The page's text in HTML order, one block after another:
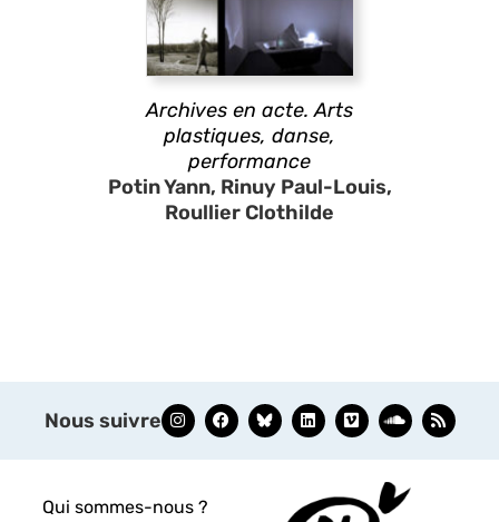
Archives en acte. Arts
plastiques, danse,
performance
Potin Yann, Rinuy Paul-Louis,
Roullier Clothilde
Nous suivre
Qui sommes-nous ?